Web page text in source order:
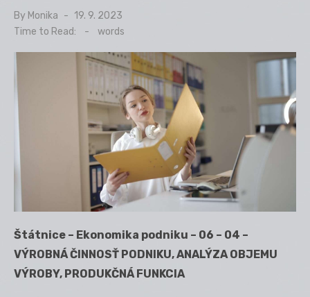
By Monika
Posted
on
19. 9. 2023
Time to Read:
- words
Štátnice – Ekonomika podniku – 06 – 04 –
VÝROBNÁ ČINNOSŤ PODNIKU, ANALÝZA OBJEMU
VÝROBY, PRODUKČNÁ FUNKCIA